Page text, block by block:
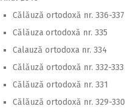
Călăuză ortodoxă nr. 336-337
Călăuza ortodoxă nr. 335
Calauză ortodoxa nr. 334
Călăuză ortodoxă nr. 332-333
Călăuză ortodoxă nr. 331
Călăuză ortodoxă nr. 329-330